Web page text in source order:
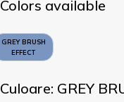
Colors available
GREY BRUSH
EFFECT
Culoare: GREY